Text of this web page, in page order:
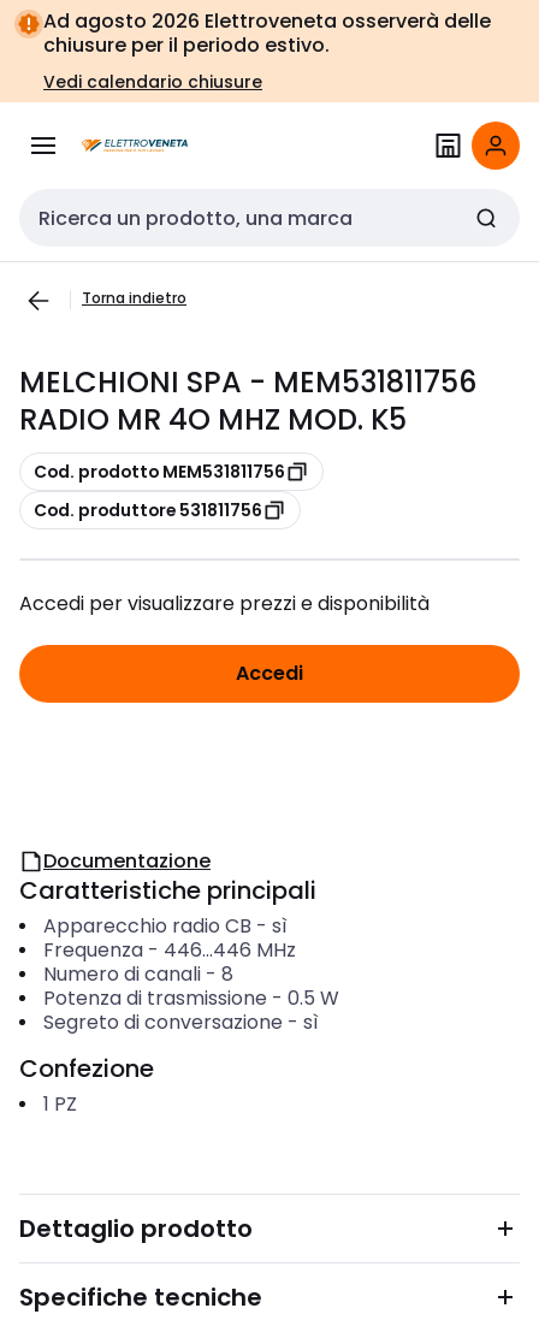
Vai alla
navigazione
Vai
alla
pagina
Ad agosto 2026 Elettroveneta osserverà delle
chiusure per il periodo estivo.
Vedi calendario chiusure
Cerca input
Torna indietro
MELCHIONI SPA - MEM531811756
RADIO MR 4O MHZ MOD. K5
copia
Cod. prodotto MEM531811756
copia
Cod. produttore 531811756
Accedi per visualizzare prezzi e disponibilità
Accedi
Documentazione
Caratteristiche principali
Apparecchio radio CB - sì
Frequenza- 446...446 MHz
Numero di canali- 8
Potenza di trasmissione - 0.5 W
Segreto di conversazione - sì
Confezione
1 PZ
Dettaglio prodotto
Specifiche tecniche